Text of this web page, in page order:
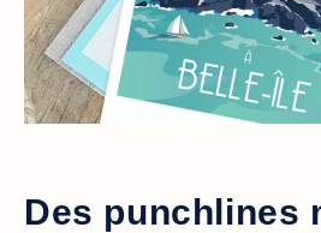
Des punchlines